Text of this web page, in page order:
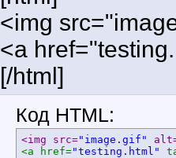
<img
<a
[/html]
Код HTML:
<img src="image.gif"
<a href="testing.html"